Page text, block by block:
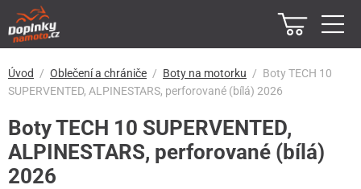
Úvod Oblečení a chrániče Boty na motorku
Boty TECH 10
SUPERVENTED, ALPINESTARS, perforované (bílá) 2026
Boty TECH 10 SUPERVENTED,
ALPINESTARS, perforované (bílá)
2026